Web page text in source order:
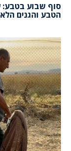
סוף שבוע בטבע:
הטבע והגנים